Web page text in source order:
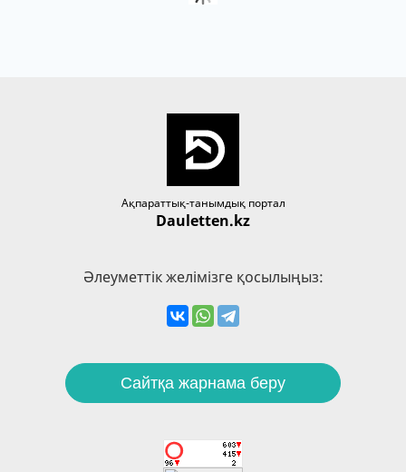
Ақпараттық-танымдық портал
Dauletten.kz
Әлеуметтік желімізге қосылыңыз:
Сайтқа жарнама беру